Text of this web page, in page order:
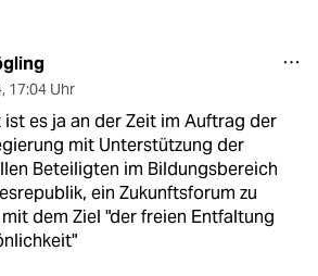
, 17:04 Uhr
es ja an der Zeit im Auftrag der
mit Unterstützung der
Beteiligten im Bildungsbereich
ein Zukunftsforum zu
dem Ziel "der freien Entfaltung